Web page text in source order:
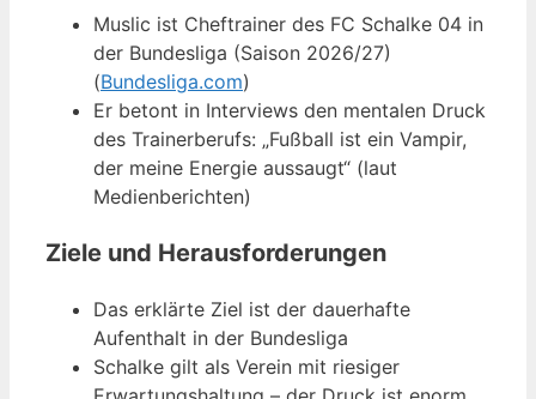
Muslic ist Cheftrainer des FC Schalke 04 in
der Bundesliga (Saison 2026/27)
(Bundesliga.com)
Er betont in Interviews den mentalen Druck
des Trainerberufs: „Fußball ist ein Vampir,
der meine Energie aussaugt“ (laut
Medienberichten)
Ziele und Herausforderungen
Das erklärte Ziel ist der dauerhafte
Aufenthalt in der Bundesliga
Schalke gilt als Verein mit riesiger